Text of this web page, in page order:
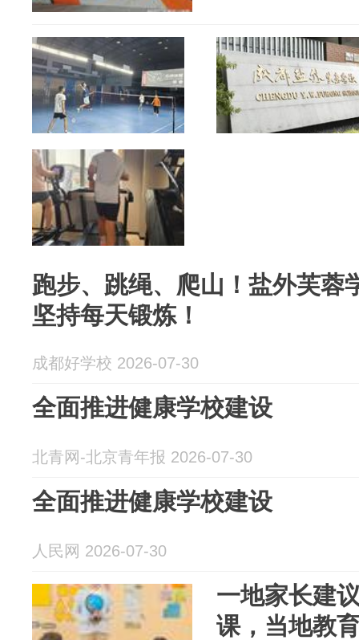
跑步、跳绳、爬山！盐外芙蓉
坚持每天锻炼！
成都好学校 2026-07-30
全面推进健康学校建设
北青网-北京青年报 2026-07-30
全面推进健康学校建设
人民网 2026-07-30
一地家长建
课，当地教